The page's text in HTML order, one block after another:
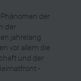
der
der
jahrelang
vor allem die
und der
-